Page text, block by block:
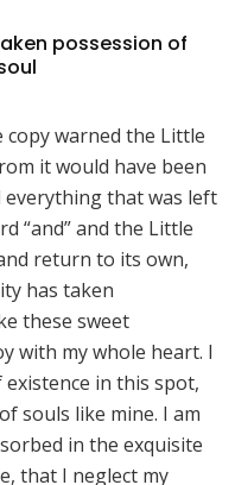
possession of
copy warned the Little
it would have been
that was left
“and” and the Little
return to its own,
has taken
these sweet
with my whole heart. I
in this spot,
souls like mine. I am
in the exquisite
that I neglect my